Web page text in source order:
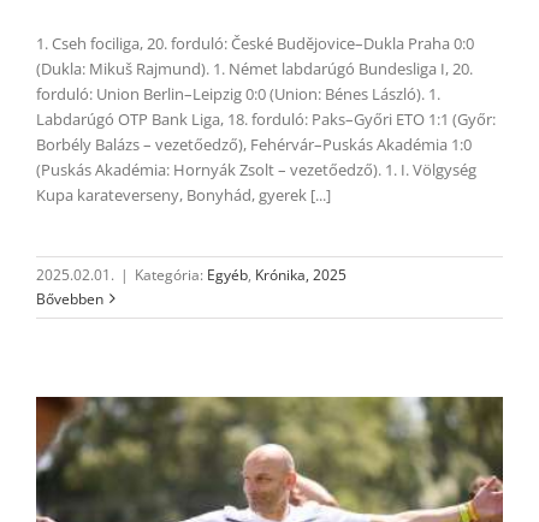
1. Cseh fociliga, 20. forduló: České Budějovice–Dukla Praha 0:0
(Dukla: Mikuš Rajmund). 1. Német labdarúgó Bundesliga I, 20.
forduló: Union Berlin–Leipzig 0:0 (Union: Bénes László). 1.
Labdarúgó OTP Bank Liga, 18. forduló: Paks–Győri ETO 1:1 (Győr:
Borbély Balázs – vezetőedző), Fehérvár–Puskás Akadémia 1:0
(Puskás Akadémia: Hornyák Zsolt – vezetőedző). 1. I. Völgység
Kupa karateverseny, Bonyhád, gyerek [...]
2025.02.01. | Kategória: Egyéb, Krónika, 2025
Bővebben